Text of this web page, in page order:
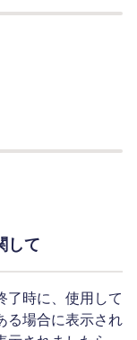
して
了時に、使用して
る場合に表示され